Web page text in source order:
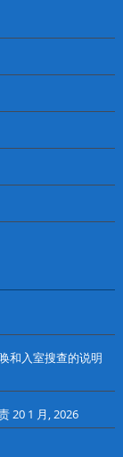
和入室搜查的说明
20 1 月, 2026